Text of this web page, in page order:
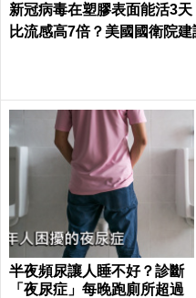
新冠病毒在塑膠表面能活3
比流感高7倍？美國國衛院
半夜頻尿讓人睡不好？診斷
「夜尿症」每晚跑廁所超過